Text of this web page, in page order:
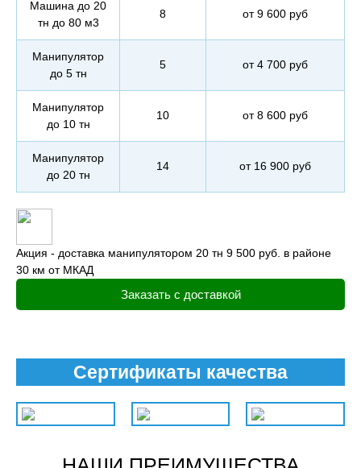
Машина до 20
тн до 80 м3
8 от 9 600 руб
Манипулятор
до 5 тн
5 от 4 700 руб
Манипулятор
до 10 тн
10 от 8 600 руб
Манипулятор
до 20 тн
14 от 16 900 руб
Акция - доставка манипулятором 20 тн 9 500 руб. в районе
30 км от МКАД
Заказать с доставкой
Сертификаты качества